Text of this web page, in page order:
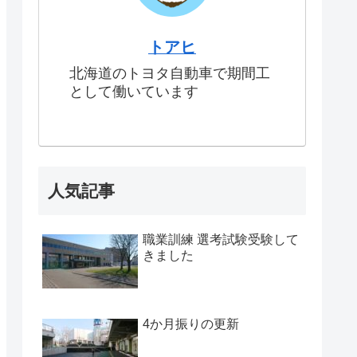
トアヒ
北海道のトヨタ自動車で期間工
として働いています
人気記事
職業訓練 選考試験受験して
きました
4か月振りの更新